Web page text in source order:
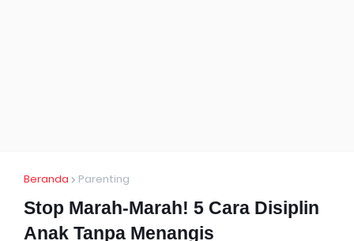
Beranda Parenting
Stop Marah-Marah! 5 Cara Disiplin
Anak Tanpa Menangis